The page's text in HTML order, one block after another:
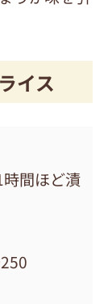
イス
間ほど漬